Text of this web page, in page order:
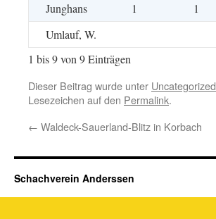
Junghans
1 1
Umlauf, W.
1 bis 9 von 9 Einträgen
Dieser Beitrag wurde unter Uncategorized
Lesezeichen auf den Permalink.
← Waldeck-Sauerland-Blitz in Korbach
Schachverein Anderssen